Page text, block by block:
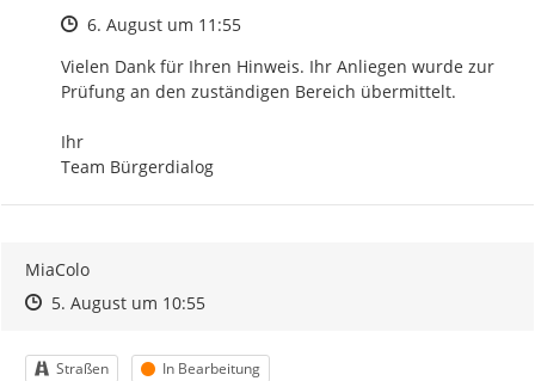
Zeitpunkt des Erstellens
6. August um 11:55
Vielen Dank für Ihren Hinweis. Ihr Anliegen wurde zur
Prüfung an den zuständigen Bereich übermittelt.
Ihr
Team Bürgerdialog
MiaColo
Zeitpunkt des Erstellens
Zeitpunkt des Erstellens
5. August um 10:55Zur Äußerung
Kategorie
Straßen Status
In Bearbeitung